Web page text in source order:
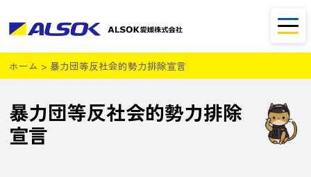
ホーム > 暴力団等反社会的勢力排除宣言
暴力団等反社会的勢力排除
宣言